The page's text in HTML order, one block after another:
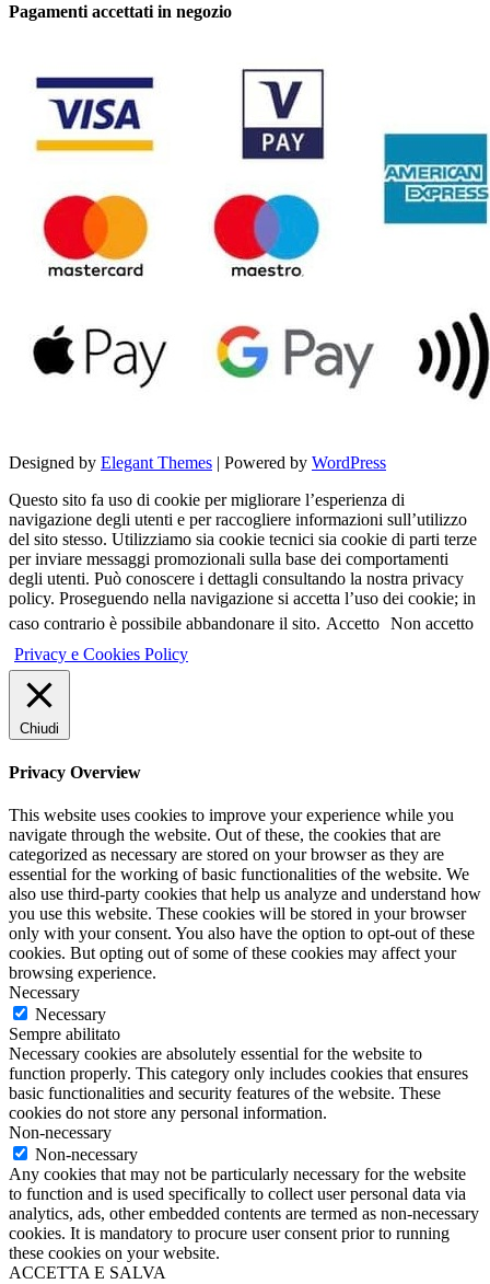
Pagamenti accettati in negozio
Designed by Elegant Themes | Powered by WordPress
Questo sito fa uso di cookie per migliorare l’esperienza di
navigazione degli utenti e per raccogliere informazioni sull’utilizzo
del sito stesso. Utilizziamo sia cookie tecnici sia cookie di parti terze
per inviare messaggi promozionali sulla base dei comportamenti
degli utenti. Può conoscere i dettagli consultando la nostra privacy
policy. Proseguendo nella navigazione si accetta l’uso dei cookie; in
caso contrario è possibile abbandonare il sito. Accetto Non accetto
Privacy e Cookies Policy
Chiudi
Privacy Overview
This website uses cookies to improve your experience while you
navigate through the website. Out of these, the cookies that are
categorized as necessary are stored on your browser as they are
essential for the working of basic functionalities of the website. We
also use third-party cookies that help us analyze and understand how
you use this website. These cookies will be stored in your browser
only with your consent. You also have the option to opt-out of these
cookies. But opting out of some of these cookies may affect your
browsing experience.
Necessary
Necessary
Sempre abilitato
Necessary cookies are absolutely essential for the website to
function properly. This category only includes cookies that ensures
basic functionalities and security features of the website. These
cookies do not store any personal information.
Non-necessary
Non-necessary
Any cookies that may not be particularly necessary for the website
to function and is used specifically to collect user personal data via
analytics, ads, other embedded contents are termed as non-necessary
cookies. It is mandatory to procure user consent prior to running
these cookies on your website.
ACCETTA E SALVA